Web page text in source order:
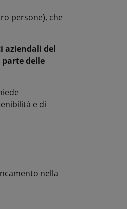
persone), che
aziendali del
parte delle
e di
nella